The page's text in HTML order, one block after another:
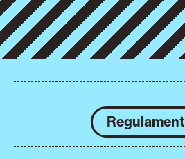
Regulament